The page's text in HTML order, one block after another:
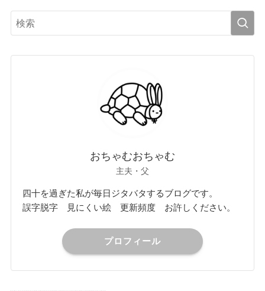
おちゃむおちゃむ
主夫・父
四十を過ぎた私が毎日ジタバタするブログです。
誤字脱字 見にくい絵 更新頻度 お許しください。
プロフィール